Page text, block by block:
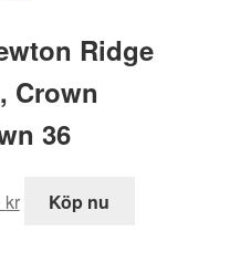
Ridge
Crown
36
kr
nuvarande
Köp nu